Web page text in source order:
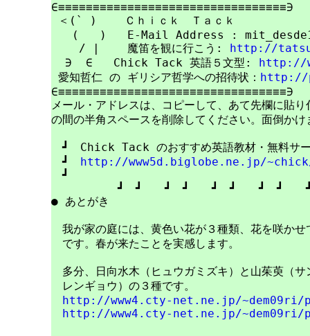
∈≡≡≡≡≡≡≡≡≡≡≡≡≡≡≡≡≡≡≡≡≡≡≡≡≡≡≡≡≡≡≡≡≡∋
＜(` )    Ｃｈｉｃｋ　Ｔａｃｋ
(   )   E-Mail Address :
    / |    魔笛を観に行こう:
http://
  ∋  ∈   Chick Tack 英語５文型:
http://
愛知哲仁 の ギリシア哲学への招待状： http://
∈≡≡≡≡≡≡≡≡≡≡≡≡≡≡≡≡≡≡≡≡≡≡≡≡≡≡≡≡≡≡≡≡≡∋
メール・アドレスは、コピーして、あて先欄に
の間の半角スペースを削除してください。面倒かけ
┛　Chick Tack のおすすめ英語教材・無料サー
┛
http://www5d.biglobe.ne.jp/~chick/
┛　　　　　　　　　　　　　　　　　　　　　
┛　┛　　┛　┛　　┛　┛　　┛　┛　　
● あとがき
我が家の庭には、黄色い花が３種類、花を咲かせ
です。春が来たことを実感します。
多分、日向水木（ヒュウガミズキ）と山茱萸（サ
レンギョウ）の３種です。
http://www4.cty-net.ne.jp/~dem09ri/
http://www4.cty-net.ne.jp/~dem09ri/